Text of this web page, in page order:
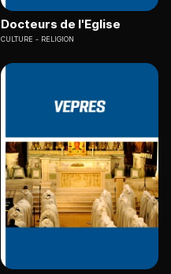
Docteurs de l'Eglise
CULTURE RELIGION